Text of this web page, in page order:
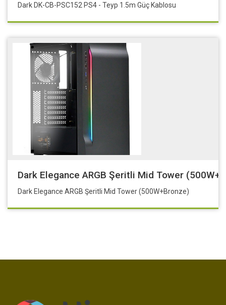
Dark DK-CB-PSC152 PS4 - Teyp 1.5m Güç Kablosu
Dark Elegance ARGB Şeritli Mid Tower
Dark Elegance ARGB Şeritli Mid Tower (500W+Bronze)